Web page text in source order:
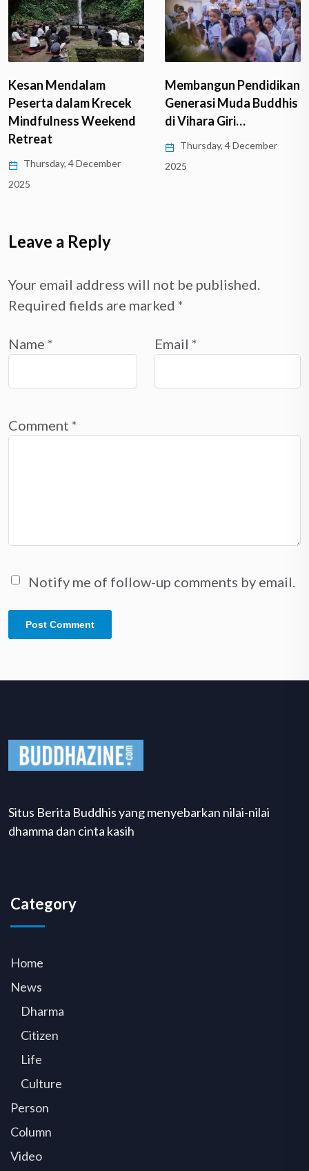
Kesan Mendalam
Peserta dalam Krecek
Mindfulness Weekend
Retreat
Thursday, 4 December
2025
Membangun Pendidikan
Generasi Muda Buddhis
di Vihara Giri…
Thursday, 4 December
2025
Leave a Reply
Your email address will not be published.
Required fields are marked *
Name * Email *
Comment *
Notify me of follow-up comments by email.
Situs Berita Buddhis yang menyebarkan nilai-nilai
dhamma dan cinta kasih
Category
Home
News
Dharma
Citizen
Life
Culture
Person
Column
Video